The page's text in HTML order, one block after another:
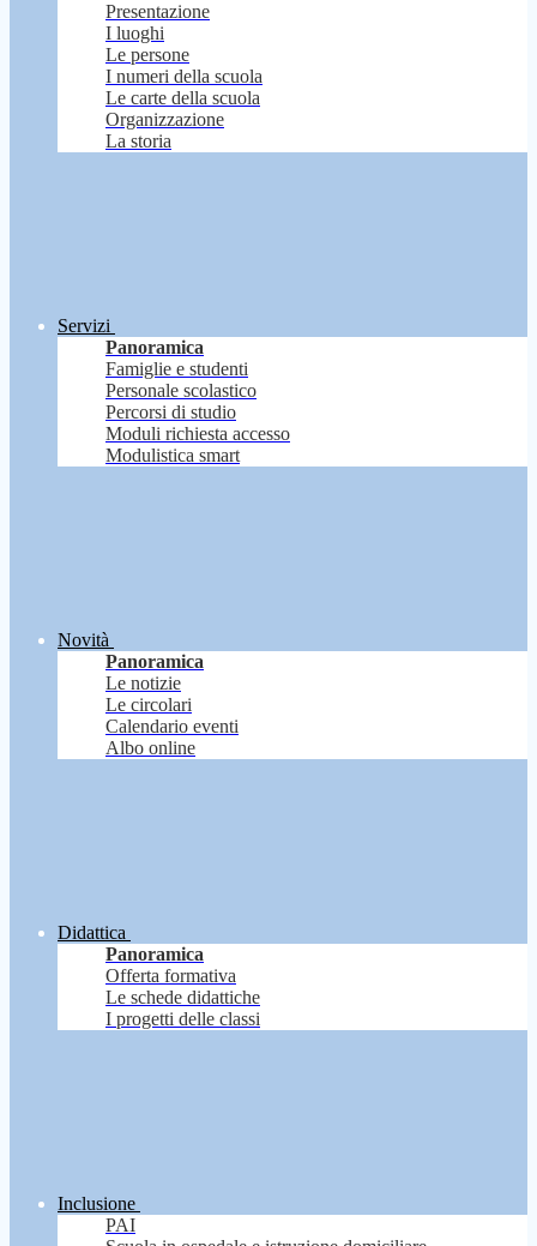
Presentazione
I luoghi
Le persone
I numeri della scuola
Le carte della scuola
Organizzazione
La storia
Servizi
Panoramica
Famiglie e studenti
Personale scolastico
Percorsi di studio
Moduli richiesta accesso
Modulistica smart
Novità
Panoramica
Le notizie
Le circolari
Calendario eventi
Albo online
Didattica
Panoramica
Offerta formativa
Le schede didattiche
I progetti delle classi
Inclusione
PAI